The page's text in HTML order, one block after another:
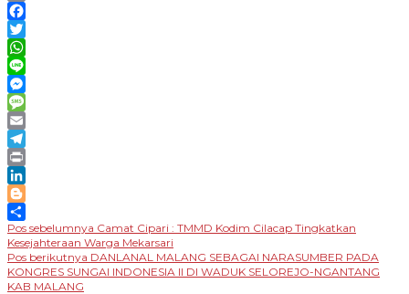
Copy
Link
Facebook
Twitter
WhatsApp
Line
Messenger
Message
Email
Telegram
Print
LinkedIn
Blogger
Share
Navigasi
pos
Pos sebelumnya Camat Cipari : TMMD Kodim Cilacap Tingkatkan
Kesejahteraan Warga Mekarsari
Pos berikutnya DANLANAL MALANG SEBAGAI NARASUMBER PADA
KONGRES SUNGAI INDONESIA II DI WADUK SELOREJO-NGANTANG
KAB MALANG